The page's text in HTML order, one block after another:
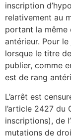
inscription
relativement au
portant la même
antérieur. Pour
lorsque le titre
publier, comme
est de rang
L’arrêt est
l’article 2427 du
inscriptions), de
mutations de